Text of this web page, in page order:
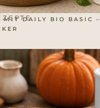
MIT DAILY BIO BASIC –